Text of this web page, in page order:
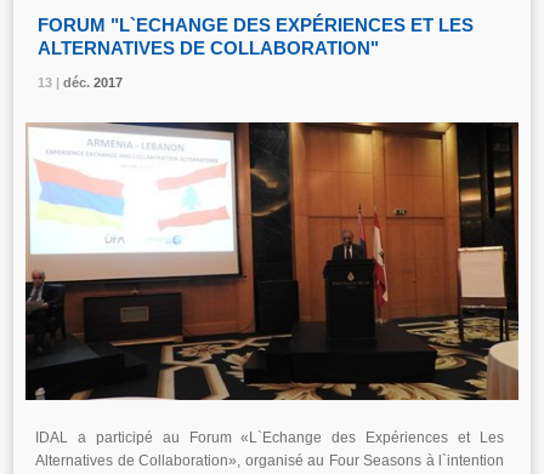
13 | déc. 2017
FORUM "L`ECHANGE DES EXPÉRIENCES ET LES
ALTERNATIVES DE COLLABORATION"
13 | déc. 2017
13 | déc. 2017
IDAL a participé au Forum «L`Echange des Expériences et Les
Alternatives de Collaboration», organisé au Four Seasons à l`intention